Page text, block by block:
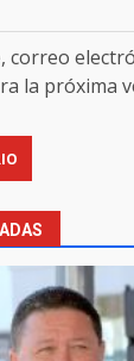
correo
la próxima